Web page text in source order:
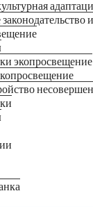
экопросвещение